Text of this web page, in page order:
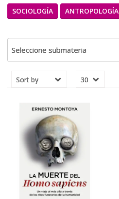
SOCIOLOGÍA ANTROPOLOGÍA